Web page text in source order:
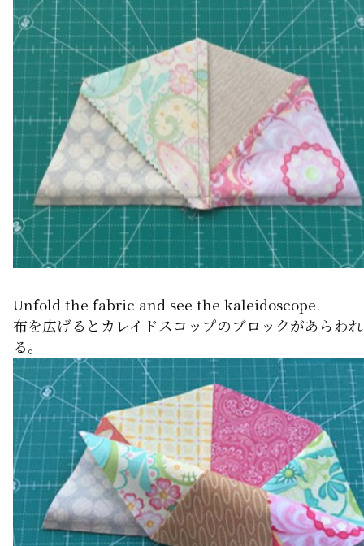
Unfold the fabric and see the kaleidoscope.
布を広げるとカレイドスコップのブロックがあらわれ
る。